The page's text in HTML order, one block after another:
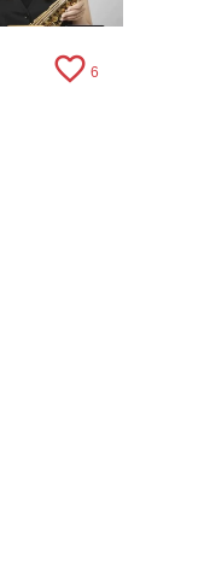
favorite_border 6